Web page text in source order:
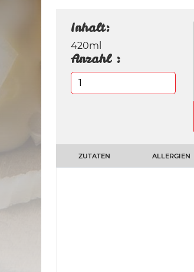
Inhalt:
420ml
Anzahl :
ZUTATEN ALLERGIEN